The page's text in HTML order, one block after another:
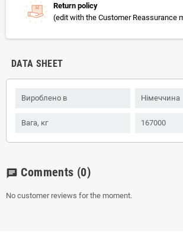
Return policy
(edit with the Customer Reassurance
DATA SHEET
Вироблено в Німеччина
Вага, кг 167000
chat Comments (0)
No customer reviews for the moment.